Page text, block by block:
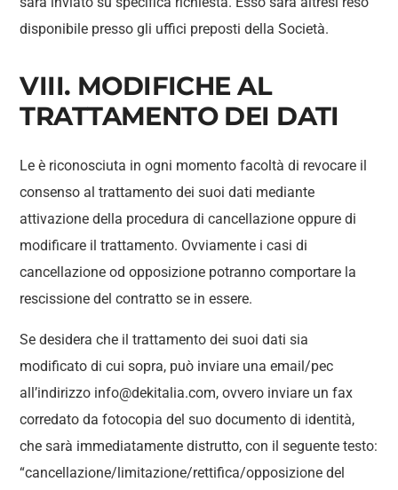
disponibile presso gli uffici preposti della Società.
VIII. MODIFICHE AL
TRATTAMENTO DEI DATI
Le è riconosciuta in ogni momento facoltà di revocare il
consenso al trattamento dei suoi dati mediante
attivazione della procedura di cancellazione oppure di
modificare il trattamento. Ovviamente i casi di
cancellazione od opposizione potranno comportare la
rescissione del contratto se in essere.
Se desidera che il trattamento dei suoi dati sia
modificato di cui sopra, può inviare una email/pec
all’indirizzo info@dekitalia.com, ovvero inviare un fax
corredato da fotocopia del suo documento di identità,
che sarà immediatamente distrutto, con il seguente testo:
“cancellazione/limitazione/rettifica/opposizione del